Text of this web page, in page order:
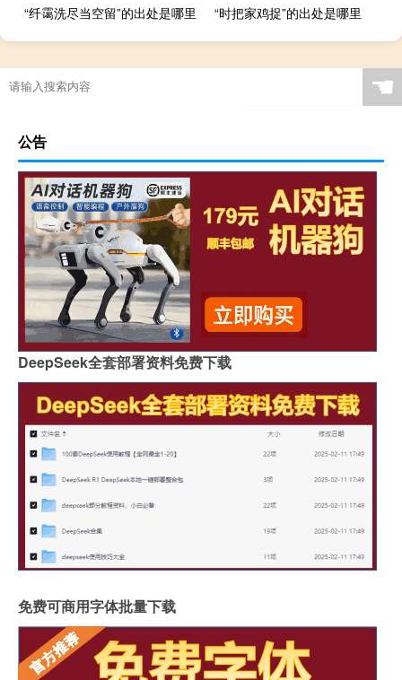
“纤霭洗尽当空留”的出处是哪里
“时把家鸡捉”的出处是哪里
☚
公告
DeepSeek全套部署资料免费下载
免费可商用字体批量下载